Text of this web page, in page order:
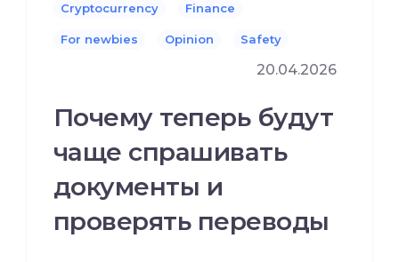
Cryptocurrency Finance
For newbies Opinion Safety
20.04.2026
Почему теперь будут
чаще спрашивать
документы и
проверять переводы